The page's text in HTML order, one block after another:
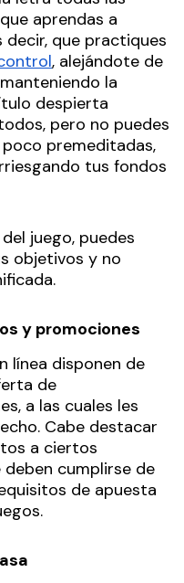
aprendas a
que practiques
, alejándote de
la
despierta
pero no puedes
premeditadas,
tus fondos
juego, puedes
objetivos y no
y promociones
línea disponen de
de
a las cuales les
Cabe destacar
a ciertos
cumplirse de
de apuesta